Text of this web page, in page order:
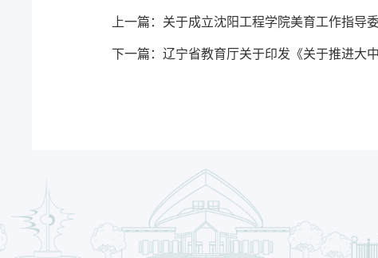
上一篇：关于成立沈阳工程学院美育工作指导
下一篇：辽宁省教育厅关于印发《关于推进大